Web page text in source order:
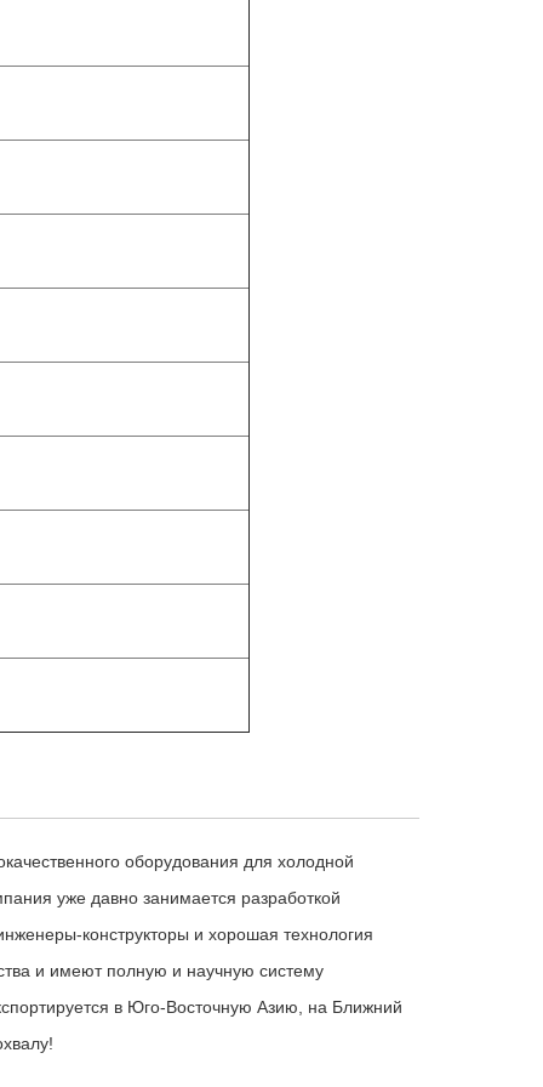
оборудования для холодной
уже давно занимается разработкой
конструкторы и хорошая технология
и имеют полную и научную систему
в Юго-Восточную Азию, на Ближний